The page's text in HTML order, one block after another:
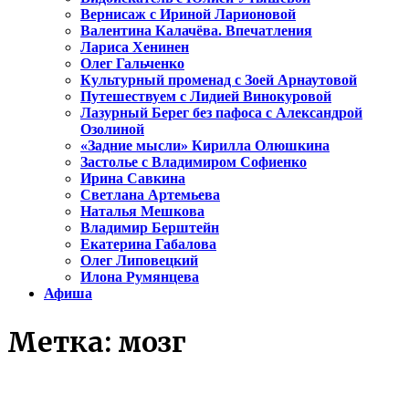
Вернисаж с Ириной Ларионовой
Валентина Калачёва. Впечатления
Лариса Хенинен
Олег Гальченко
Культурный променад с Зоей Арнаутовой
Путешествуем с Лидией Винокуровой
Лазурный Берег без пафоса с Александрой
Озолиной
«Задние мысли» Кирилла Олюшкина
Застолье с Владимиром Софиенко
Ирина Савкина
Светлана Артемьева
Наталья Мешкова
Владимир Берштейн
Екатерина Габалова
Олег Липовецкий
Илона Румянцева
Афиша
Метка: мозг